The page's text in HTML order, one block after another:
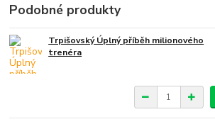
Podobné produkty
Trpišovský Úplný příběh milionového
trenéra